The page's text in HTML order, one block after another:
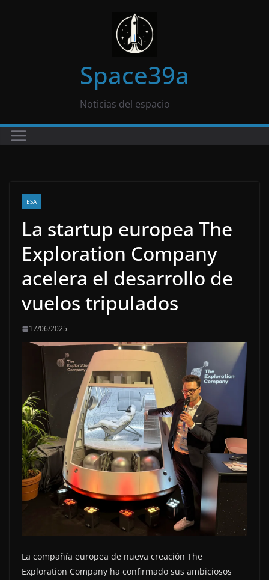
Space39a
Noticias del espacio
ESA
La startup europea The
Exploration Company
acelera el desarrollo de
vuelos tripulados
17/06/2025
La compañía europea de nueva creación The
Exploration Company ha confirmado sus ambiciosos